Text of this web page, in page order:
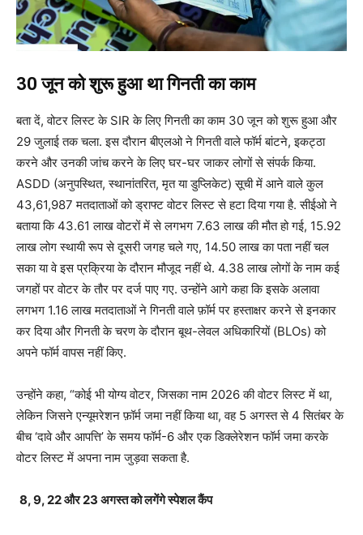
30 जून को शुरू हुआ था ग‍िनती का काम
बता दें, वोटर लिस्ट के SIR के लिए गिनती का काम 30 जून को शुरू हुआ और
29 जुलाई तक चला. इस दौरान बीएलओ ने गिनती वाले फॉर्म बांटने, इकट्ठा
करने और उनकी जांच करने के लिए घर-घर जाकर लोगों से संपर्क किया.
ASDD (अनुपस्थित, स्थानांतरित, मृत या डुप्लिकेट) सूची में आने वाले कुल
43,61,987 मतदाताओं को ड्राफ्ट वोटर लिस्ट से हटा दिया गया है. सीईओ ने
बताया कि 43.61 लाख वोटरों में से लगभग 7.63 लाख की मौत हो गई, 15.92
लाख लोग स्थायी रूप से दूसरी जगह चले गए, 14.50 लाख का पता नहीं चल
सका या वे इस प्रक्रिया के दौरान मौजूद नहीं थे. 4.38 लाख लोगों के नाम कई
जगहों पर वोटर के तौर पर दर्ज पाए गए. उन्होंने आगे कहा कि इसके अलावा
लगभग 1.16 लाख मतदाताओं ने गिनती वाले फ़ॉर्म पर हस्ताक्षर करने से इनकार
कर दिया और गिनती के चरण के दौरान बूथ-लेवल अधिकारियों (BLOs) को
अपने फॉर्म वापस नहीं किए.
उन्‍होंने कहा, “कोई भी योग्य वोटर, जिसका नाम 2026 की वोटर लिस्ट में था,
लेकिन जिसने एन्यूमरेशन फ़ॉर्म जमा नहीं किया था, वह 5 अगस्त से 4 सितंबर के
बीच ‘दावे और आपत्ति’ के समय फॉर्म-6 और एक डिक्लेरेशन फॉर्म जमा करके
वोटर लिस्ट में अपना नाम जुड़वा सकता है.
8, 9, 22 और 23 अगस्त को लगेंगे स्पेशल कैंप